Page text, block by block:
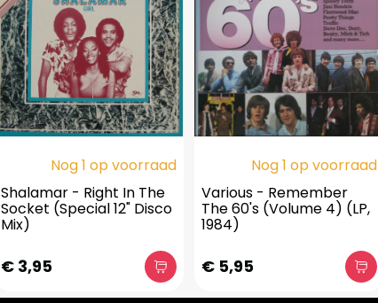
Nog 1 op voorraad
Shalamar - Right In The
Socket (Special 12" Disco
Mix)
€ 3,95
Nog 1 op voorraad
Various - Remember
The 60's (Volume 4) (LP,
1984)
€ 5,95